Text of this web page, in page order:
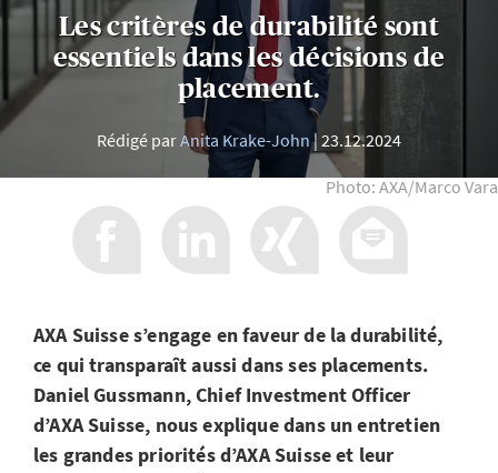
Les critères de durabilité sont
essentiels dans les décisions de
placement.
Rédigé parAnita Krake-John 23.12.2024
Photo: AXA/Marco Vara
AXA Suisse s’engage en faveur de la durabilité,
ce qui transparaît aussi dans ses placements.
Daniel Gussmann, Chief Investment Officer
d’AXA Suisse, nous explique dans un entretien
les grandes priorités d’AXA Suisse et leur